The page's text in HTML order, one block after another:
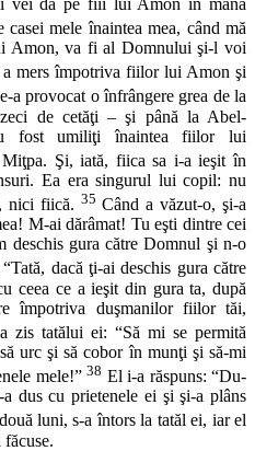
mele înaintea mea, când mă
Amon, va fi al Domnului şi-l voi
mers împotriva fiilor lui Amon şi
a provocat o înfrângere grea de la
de cetăţi – şi până la Abel-
fost umiliţi înaintea fiilor lui
Şi, iată, fiica sa i-a ieşit în
Ea era singurul lui copil: nu
nici fiică. 35 Când a văzut-o, şi-a
M-ai dărâmat! Tu eşti dintre cei
deschis gura către Domnul şi n-o
dacă ţi-ai deschis gura către
ceea ce a ieşit din gura ta, după
împotriva duşmanilor fiilor tăi,
zis tatălui ei: “Să mi se permită
urc şi să cobor în munţi şi să-mi
mele!” 38 El i-a răspuns: “Du-
dus cu prietenele ei şi şi-a plâns
luni, s-a întors la tatăl ei, iar el